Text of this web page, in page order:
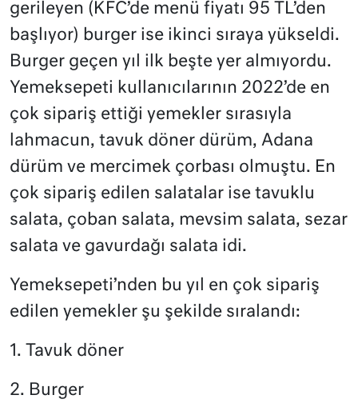
gerileyen (KFC’de menü fiyatı 95 TL’den
başlıyor) burger ise ikinci sıraya yükseldi.
Burger geçen yıl ilk beşte yer almıyordu.
Yemeksepeti kullanıcılarının 2022’de en
çok sipariş ettiği yemekler sırasıyla
lahmacun, tavuk döner dürüm, Adana
dürüm ve mercimek çorbası olmuştu. En
çok sipariş edilen salatalar ise tavuklu
salata, çoban salata, mevsim salata, sezar
salata ve gavurdağı salata idi.
Yemeksepeti’nden bu yıl en çok sipariş
edilen yemekler şu şekilde sıralandı:
1. Tavuk döner
2. Burger